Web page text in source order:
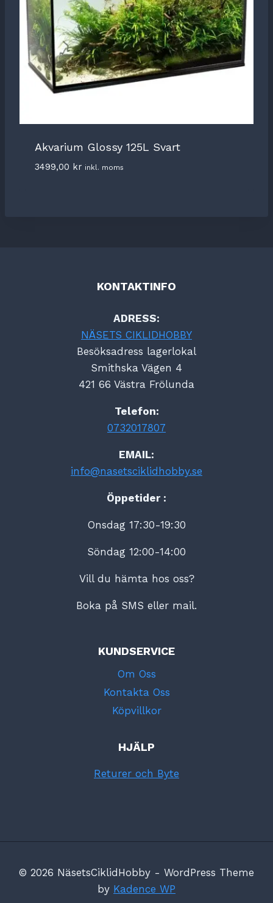
Akvarium Glossy 125L Svart
3499,00 kr inkl. moms
KONTAKTINFO
ADRESS:
NÄSETS CIKLIDHOBBY
Besöksadress lagerlokal
Smithska Vägen 4
421 66 Västra Frölunda
Telefon:
0732017807
EMAIL:
info@nasetsciklidhobby.se
Öppetider :
Onsdag 17:30-19:30
Söndag 12:00-14:00
Vill du hämta hos oss?
Boka på SMS eller mail.
KUNDSERVICE
Om Oss
Kontakta Oss
Köpvillkor
HJÄLP
Returer och Byte
© 2026 NäsetsCiklidHobby - WordPress Theme
by Kadence WP